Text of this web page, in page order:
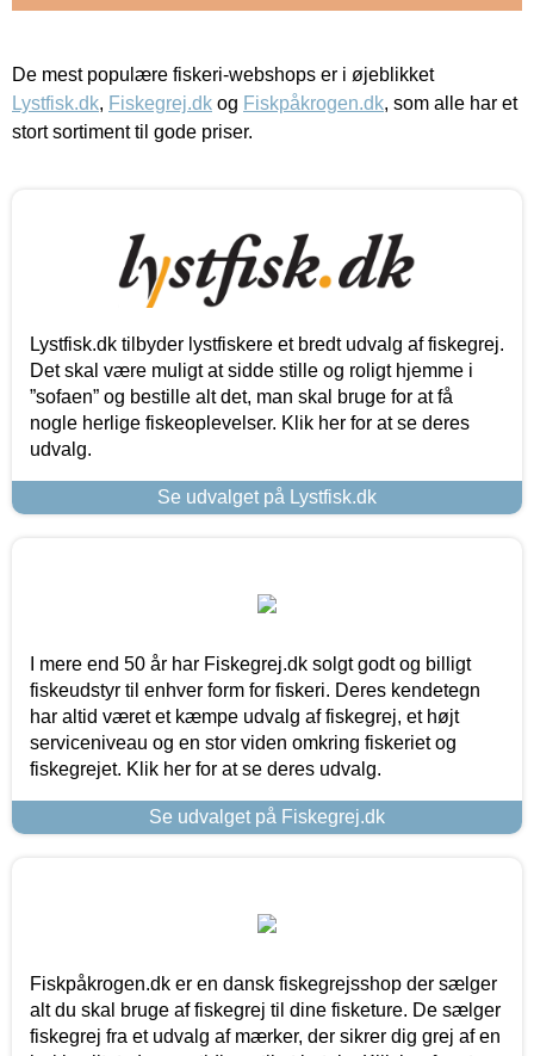
De mest populære fiskeri-webshops er i øjeblikket
Lystfisk.dk, Fiskegrej.dk og Fiskpåkrogen.dk, som alle har et
stort sortiment til gode priser.
Lystfisk.dk tilbyder lystfiskere et bredt udvalg af fiskegrej.
Det skal være muligt at sidde stille og roligt hjemme i
”sofaen” og bestille alt det, man skal bruge for at få
nogle herlige fiskeoplevelser. Klik her for at se deres
udvalg.
Se udvalget på Lystfisk.dk
I mere end 50 år har Fiskegrej.dk solgt godt og billigt
fiskeudstyr til enhver form for fiskeri. Deres kendetegn
har altid været et kæmpe udvalg af fiskegrej, et højt
serviceniveau og en stor viden omkring fiskeriet og
fiskegrejet. Klik her for at se deres udvalg.
Se udvalget på Fiskegrej.dk
Fiskpåkrogen.dk er en dansk fiskegrejsshop der sælger
alt du skal bruge af fiskegrej til dine fisketure. De sælger
fiskegrej fra et udvalg af mærker, der sikrer dig grej af en